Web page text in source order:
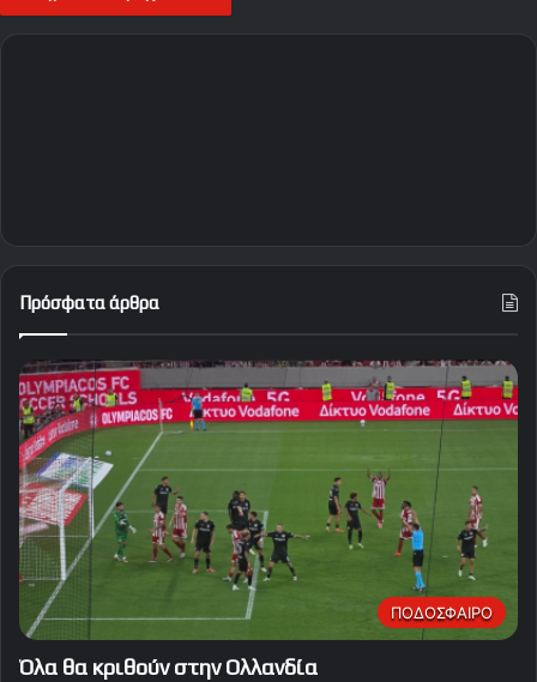
Πρόσφατα άρθρα
ΠΟΔΟΣΦΑΙΡΟ
Όλα θα κριθούν στην Ολλανδία